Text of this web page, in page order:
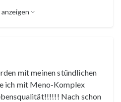
mit meinen stündlichen
ich mit Meno-Komplex
Nach schon